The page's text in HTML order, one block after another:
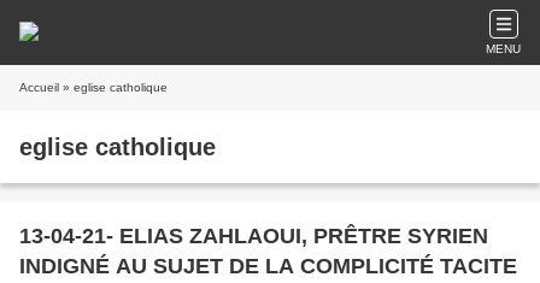
MENU
Accueil » eglise catholique
eglise catholique
13-04-21- ELIAS ZAHLAOUI, PRÊTRE SYRIEN
INDIGNÉ AU SUJET DE LA COMPLICITÉ TACITE